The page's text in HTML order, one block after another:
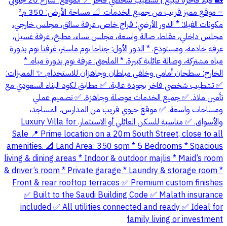
– موقع مميز قريب من جميع الخدمات. 📐 مساحة الأرض: 350 م²
مكونات الفيلا: * الدور الأرضي: قراج خاص، غرفة سائق، مجلس خارجي،
مجلس داخلي، مقلط، صالة واسعة، مجلس نساء، مطبخ، غرفة غسيل،
غرفة خادمة، ومستودع. * الدور الأول: جناحا نوم ماستر، غرفتا نوم بدورة
مياه مشتركة، وصالة عائلية كبيرة. * الملحق: غرفة نوم بدورة مياه. *
الخارج: سطحان أمامي وخلفي مبلطان وجاهزان للاستخدام. ✨ المميزات:
✅ تشطيب شخصي فاخر بجودة عالية. ✅ مطابق لكود البناء السعودي مع
تأمين ملاذ. ✅ جميع الخدمات موصلة وجاهزة. ✅ تصميم عملي
ومساحات واسعة. ✅ موقع حيوي قريب من المدارس، المساجد،
والأسواق. ✅ مناسبة للسكن العائلي أو الاستثمار. Luxury Villa for
Sale 📍 Prime location on a 20m South Street, close to all
amenities. 📐 Land Area: 350 sqm * 5 Bedrooms * Spacious
living & dining areas * Indoor & outdoor majlis * Maid’s room
& driver’s room * Private garage * Laundry & storage room *
Front & rear rooftop terraces ✅ Premium custom finishes
✅ Built to the Saudi Building Code ✅ Malath insurance
included ✅ All utilities connected and ready ✅ Ideal for
family living or investment